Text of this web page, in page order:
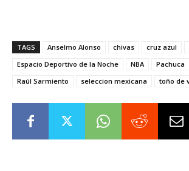
TAGS Anselmo Alonso chivas cruz azul
Espacio Deportivo de la Noche
NBA Pachuca
Raúl Sarmiento
seleccion mexicana toño de